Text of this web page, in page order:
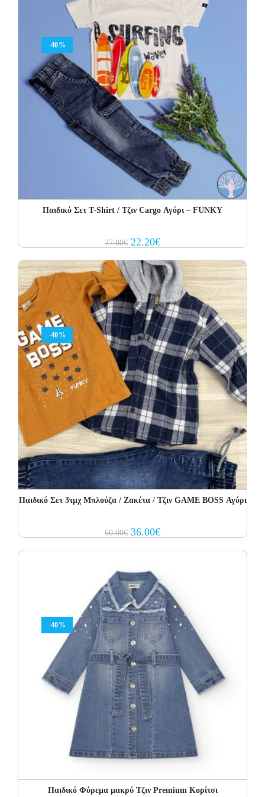
-40%
Παιδικό Σετ Τ-Shirt / Τζιν Cargo Αγόρι – FUNKY
37.00€ Original
price
37.00€.
22.20€Current
price
22.20€.
-40%
Παιδικό Σετ 3τμχ Μπλούζα / Ζακέτα / Τζιν GAME BOSS Αγόρι
60.00€ Original
price
36.00€Current
price
-40%
Παιδικό Φόρεμα μακρύ Τζιν Premium Κορίτσι